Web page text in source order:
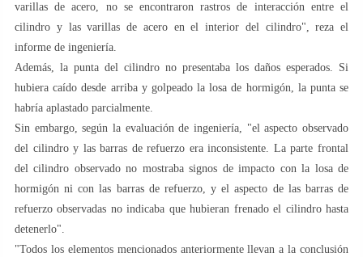
varillas de acero, no se encontraron rastros de interacción entre el
cilindro y las varillas de acero en el interior del cilindro", reza el
informe de ingeniería.
Además, la punta del cilindro no presentaba los daños esperados. Si
hubiera caído desde arriba y golpeado la losa de hormigón, la punta se
habría aplastado parcialmente.
Sin embargo, según la evaluación de ingeniería, "el aspecto observado
del cilindro y las barras de refuerzo era inconsistente. La parte frontal
del cilindro observado no mostraba signos de impacto con la losa de
hormigón ni con las barras de refuerzo, y el aspecto de las barras de
refuerzo observadas no indicaba que hubieran frenado el cilindro hasta
detenerlo".
"Todos los elementos mencionados anteriormente llevan a la conclusión